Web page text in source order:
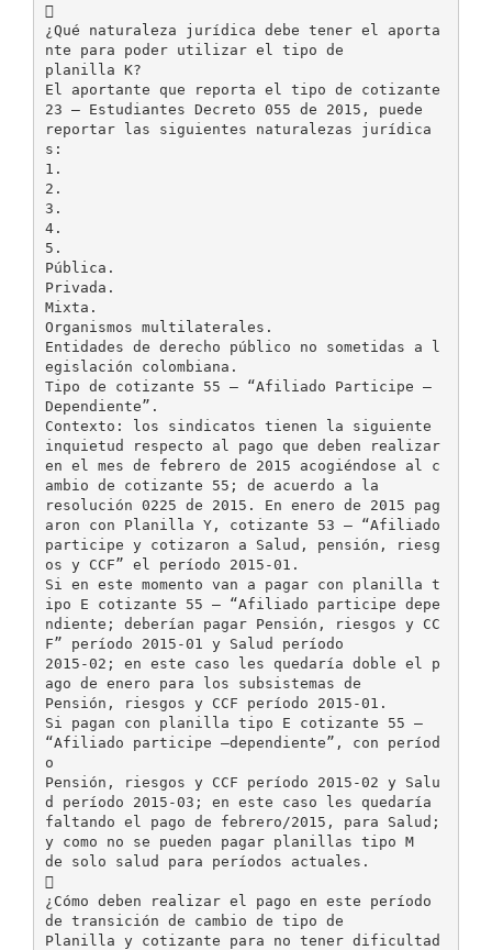

¿Qué naturaleza jurídica debe tener el aporta
nte para poder utilizar el tipo de
planilla K?
El aportante que reporta el tipo de cotizante
23 – Estudiantes Decreto 055 de 2015, puede
reportar las siguientes naturalezas jurídica
s:
1.
2.
3.
4.
5.
Pública.
Privada.
Mixta.
Organismos multilaterales.
Entidades de derecho público no sometidas a l
egislación colombiana.
Tipo de cotizante 55 – “Afiliado Participe –
Dependiente”.
Contexto: los sindicatos tienen la siguiente
inquietud respecto al pago que deben realizar
en el mes de febrero de 2015 acogiéndose al c
ambio de cotizante 55; de acuerdo a la
resolución 0225 de 2015. En enero de 2015 pag
aron con Planilla Y, cotizante 53 – “Afiliado
participe y cotizaron a Salud, pensión, riesg
os y CCF” el período 2015-01.
Si en este momento van a pagar con planilla t
ipo E cotizante 55 – “Afiliado participe depe
ndiente; deberían pagar Pensión, riesgos y CC
F” período 2015-01 y Salud período
2015-02; en este caso les quedaría doble el p
ago de enero para los subsistemas de
Pensión, riesgos y CCF período 2015-01.
Si pagan con planilla tipo E cotizante 55 –
“Afiliado participe –dependiente”, con períod
o
Pensión, riesgos y CCF período 2015-02 y Salu
d período 2015-03; en este caso les quedaría
faltando el pago de febrero/2015, para Salud;
y como no se pueden pagar planillas tipo M
de solo salud para períodos actuales.

¿Cómo deben realizar el pago en este período
de transición de cambio de tipo de
Planilla y cotizante para no tener dificultad